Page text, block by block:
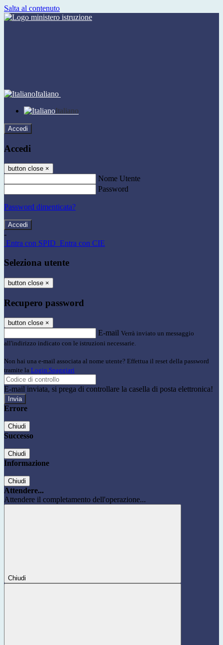
Salta al contenuto
Italiano
Italiano
Accedi
Accedi
button close ×
Nome Utente
Password
Password dimenticata?
-
Entra con SPID Entra con CIE
Seleziona utente
button close ×
Recupero password
button close ×
E-mail Verrà inviato un messaggio
all'indirizzo indicato con le istruzioni necessarie.
Non hai una e-mail associata al nome utente? Effettua il reset della password
tramite la Login Spaggiari
E-mail inviata, si prega di controllare la casella di posta elettronica!
Errore
Chiudi
Successo
Chiudi
Informazione
Chiudi
Attendere...
Attendere il completamento dell'operazione...
Chiudi